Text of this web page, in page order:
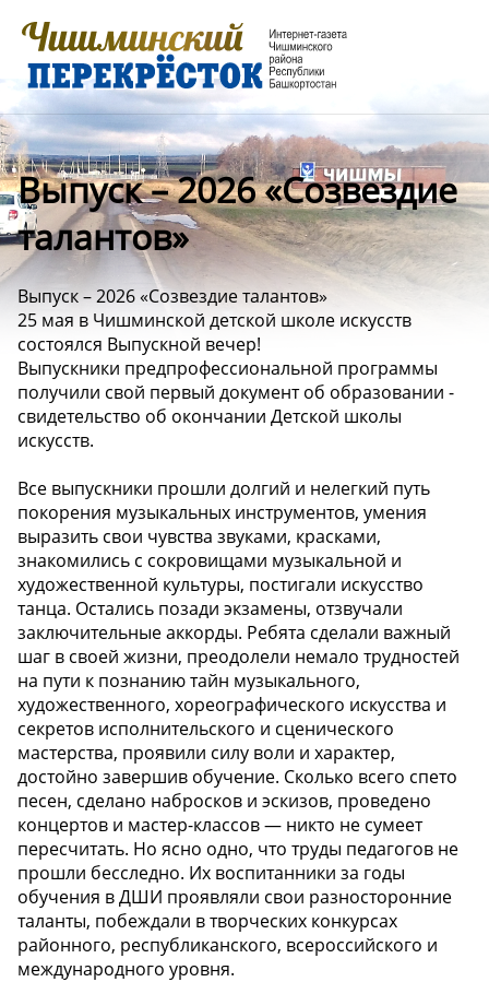
Выпуск – 2026 «Созвездие
талантов»
Выпуск – 2026 «Созвездие талантов»
25 мая в Чишминской детской школе искусств
состоялся Выпускной вечер!
Выпускники предпрофессиональной программы
получили свой первый документ об образовании -
свидетельство об окончании Детской школы
искусств.
Все выпускники прошли долгий и нелегкий путь
покорения музыкальных инструментов, умения
выразить свои чувства звуками, красками,
знакомились с сокровищами музыкальной и
художественной культуры, постигали искусство
танца. Остались позади экзамены, отзвучали
заключительные аккорды. Ребята сделали важный
шаг в своей жизни, преодолели немало трудностей
на пути к познанию тайн музыкального,
художественного, хореографического искусства и
секретов исполнительского и сценического
мастерства, проявили силу воли и характер,
достойно завершив обучение. Сколько всего спето
песен, сделано набросков и эскизов, проведено
концертов и мастер-классов — никто не сумеет
пересчитать. Но ясно одно, что труды педагогов не
прошли бесследно. Их воспитанники за годы
обучения в ДШИ проявляли свои разносторонние
таланты, побеждали в творческих конкурсах
районного, республиканского, всероссийского и
международного уровня.